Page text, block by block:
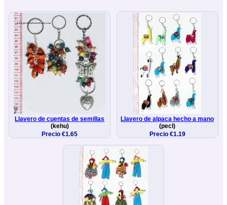
Llavero de cuentas de semillas
(kehu)
Precio €1.65
Llavero de alpaca hecho a mano
(pecl)
Precio €1.19